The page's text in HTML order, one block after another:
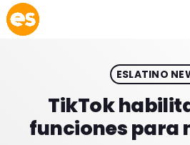
EMISIÓN LA PAZ
play_arrow EMISIÓN COCHABAMBA
ESLATINO
TikTok
funciones para